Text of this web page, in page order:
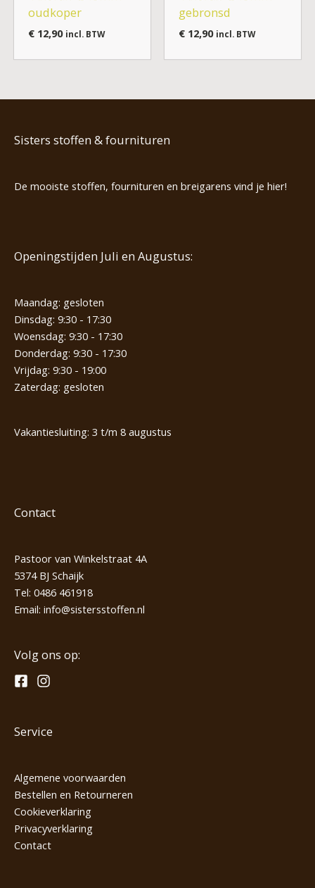
oudkoper
€12,90 incl. BTW
gebronsd
€12,90 incl. BTW
Sisters stoffen & fournituren
De mooiste stoffen, fournituren en breigarens vind je hier!
Openingstijden Juli en Augustus:
Maandag: gesloten
Dinsdag: 9:30 - 17:30
Woensdag: 9:30 - 17:30
Donderdag: 9:30 - 17:30
Vrijdag: 9:30 - 19:00
Zaterdag: gesloten
Vakantiesluiting: 3 t/m 8 augustus
Contact
Pastoor van Winkelstraat 4A
5374 BJ Schaijk
Tel: 0486 461918
Email: info@sistersstoffen.nl
Volg ons op:
Service
Algemene voorwaarden
Bestellen en Retourneren
Cookieverklaring
Privacyverklaring
Contact